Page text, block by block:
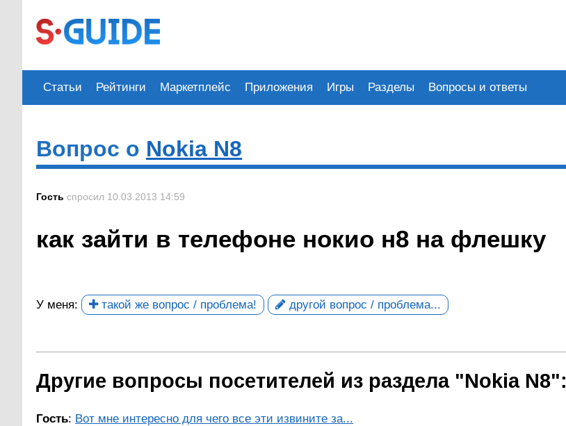
Статьи Рейтинги Маркетплейс Приложения Игры Разделы Вопросы и ответы
Вопрос о Nokia N8
Гость спросил 10.03.2013 14:59
как зайти в телефоне нокио н8 на флешку
У меня: такой же вопрос / проблема! другой вопрос / проблема...
Другие вопросы посетителей из раздела "Nokia N8":
Гость: Вот мне интересно для чего все эти извините за...